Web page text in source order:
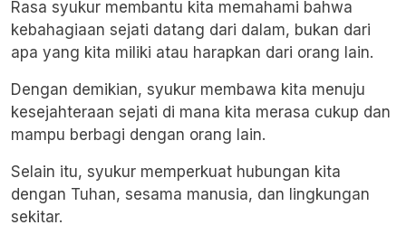
Rasa syukur membantu kita memahami bahwa
kebahagiaan sejati datang dari dalam, bukan dari
apa yang kita miliki atau harapkan dari orang lain.
Dengan demikian, syukur membawa kita menuju
kesejahteraan sejati di mana kita merasa cukup dan
mampu berbagi dengan orang lain.
Selain itu, syukur memperkuat hubungan kita
dengan Tuhan, sesama manusia, dan lingkungan
sekitar.